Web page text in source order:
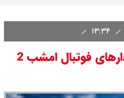
برنامه مهمترین دیدارهای فوتبال امشب 2